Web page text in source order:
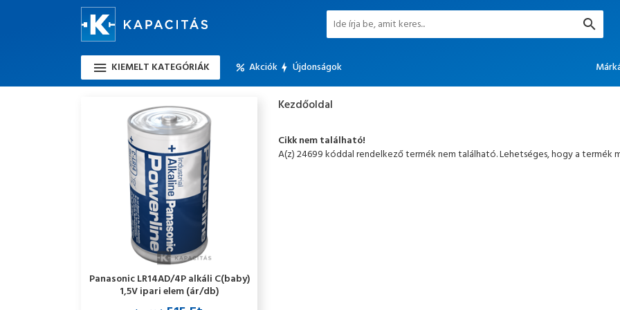
KIEMELT KATEGÓRIÁK Akciók Újdonságok
Panasonic LR14AD/4P alkáli C(baby)
1,5V ipari elem (ár/db)
Kezdőoldal
Cikk nem található!
A(z) 24699 kóddal rendelkező termék nem található. Lehetséges, hogy a termék